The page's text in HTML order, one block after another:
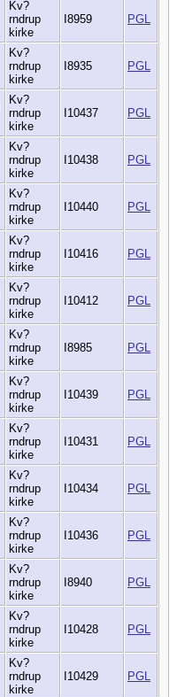
Kv?
rndrup
kirke
I8959 PGL
Kv?
rndrup
kirke
I8935 PGL
Kv?
rndrup
kirke
I10437 PGL
Kv?
rndrup
kirke
I10438 PGL
Kv?
rndrup
kirke
I10440 PGL
Kv?
rndrup
kirke
I10416 PGL
Kv?
rndrup
kirke
I10412 PGL
Kv?
rndrup
kirke
I8985 PGL
Kv?
rndrup
kirke
I10439 PGL
Kv?
rndrup
kirke
I10431 PGL
Kv?
rndrup
kirke
I10434 PGL
Kv?
rndrup
kirke
I10436 PGL
Kv?
rndrup
kirke
I8940 PGL
Kv?
rndrup
kirke
I10428 PGL
Kv?
rndrup
kirke
I10429 PGL